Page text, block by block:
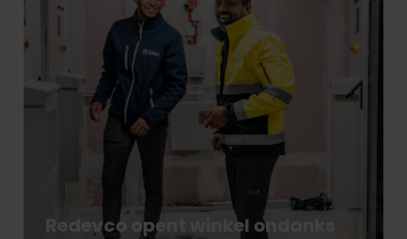
Redevco opent winkel ondanks